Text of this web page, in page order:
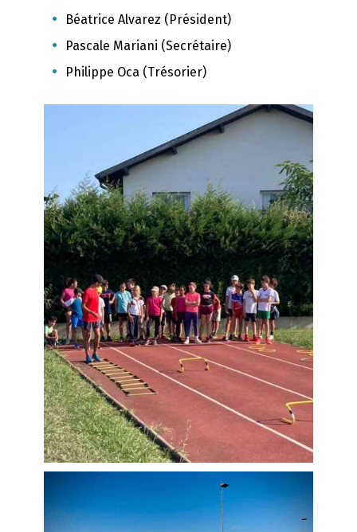
Béatrice Alvarez (Président)
Pascale Mariani (Secrétaire)
Philippe Oca (Trésorier)